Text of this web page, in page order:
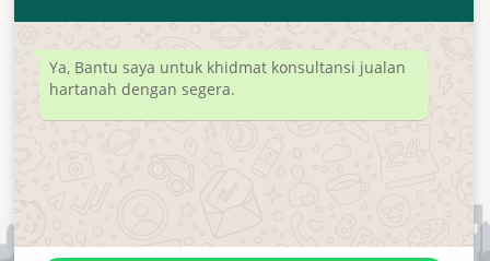
Developed byMyTranspro
Ya, Bantu saya untuk khidmat konsultansi jualan
hartanah dengan segera.